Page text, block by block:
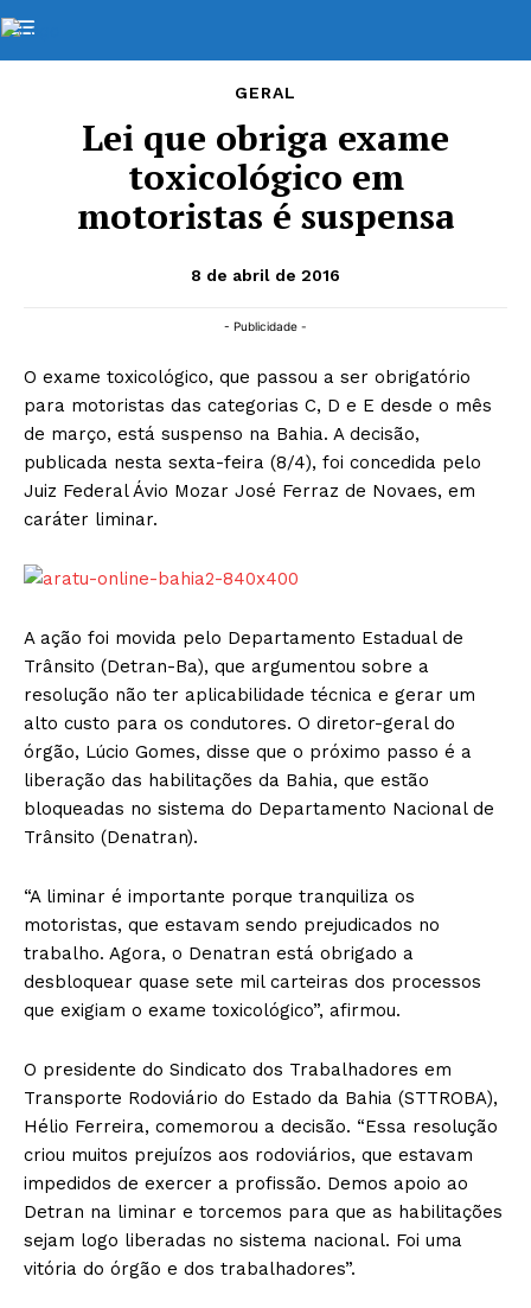
GERAL
Lei que obriga exame
toxicológico em
motoristas é suspensa
8 de abril de 2016
- Publicidade -
O exame toxicológico, que passou a ser obrigatório
para motoristas das categorias C, D e E desde o mês
de março, está suspenso na Bahia. A decisão,
publicada nesta sexta-feira (8/4), foi concedida pelo
Juiz Federal Ávio Mozar José Ferraz de Novaes, em
caráter liminar.
A ação foi movida pelo Departamento Estadual de
Trânsito (Detran-Ba), que argumentou sobre a
resolução não ter aplicabilidade técnica e gerar um
alto custo para os condutores. O diretor-geral do
órgão, Lúcio Gomes, disse que o próximo passo é a
liberação das habilitações da Bahia, que estão
bloqueadas no sistema do Departamento Nacional de
Trânsito (Denatran).
“A liminar é importante porque tranquiliza os
motoristas, que estavam sendo prejudicados no
trabalho. Agora, o Denatran está obrigado a
desbloquear quase sete mil carteiras dos processos
que exigiam o exame toxicológico”, afirmou.
O presidente do Sindicato dos Trabalhadores em
Transporte Rodoviário do Estado da Bahia (STTROBA),
Hélio Ferreira, comemorou a decisão. “Essa resolução
criou muitos prejuízos aos rodoviários, que estavam
impedidos de exercer a profissão. Demos apoio ao
Detran na liminar e torcemos para que as habilitações
sejam logo liberadas no sistema nacional. Foi uma
vitória do órgão e dos trabalhadores”.